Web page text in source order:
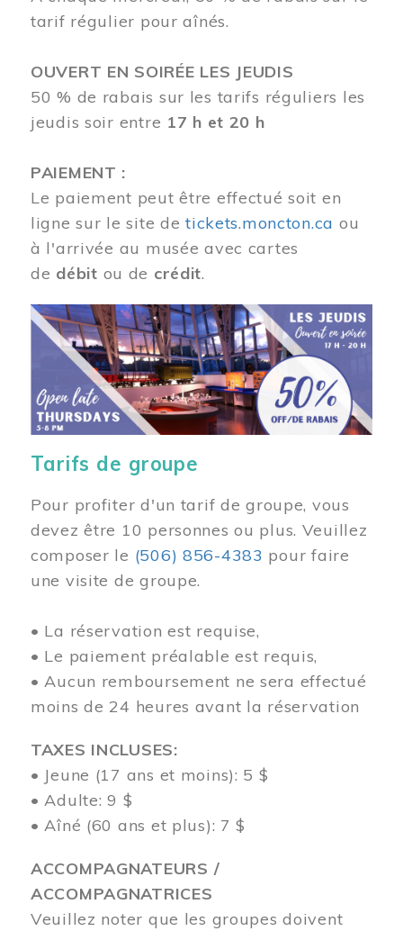
tarif régulier pour aînés.
OUVERT EN SOIRÉE LES JEUDIS
50 % de rabais sur les tarifs réguliers les
jeudis soir entre 17 h et 20 h
PAIEMENT :
Le paiement peut être effectué soit en
ligne sur le site detickets.moncton.ca ou
à l'arrivée au musée avec cartes
de débit ou de crédit.
Image
Tarifs de groupe
Pour profiter d'un tarif de groupe, vous
devez être 10 personnes ou plus. Veuillez
composer le (506) 856-4383 pour faire
une visite de groupe.
• La réservation est requise,
• Le paiement préalable est requis,
• Aucun remboursement ne sera effectué
moins de 24 heures avant la réservation
TAXES INCLUSES:
• Jeune (17 ans et moins): 5 $
• Adulte: 9 $
• Aîné (60 ans et plus): 7 $
ACCOMPAGNATEURS /
ACCOMPAGNATRICES
Veuillez noter que les groupes doivent